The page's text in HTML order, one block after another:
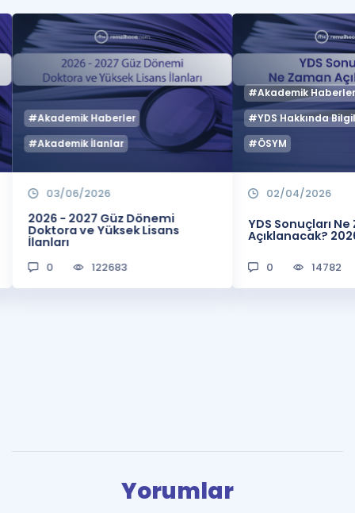
#Akademik Haberler
#Akademik İlanlar
03/06/2026
2026 - 2027 Güz Dönemi
Doktora ve Yüksek Lisans
İlanları
0 122683
#Akademik
#YDS Hakkında
#ÖSYM
02/04/2026
YDS Sonuçları
Açıklanacak?
0 14782
Yorumlar